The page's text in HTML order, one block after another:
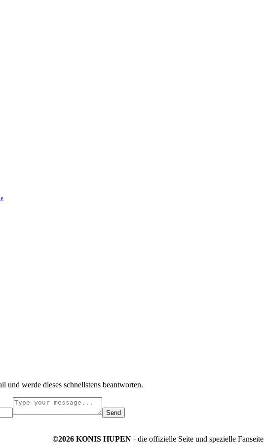
werde dieses schnellstens beantworten.
Send
©2026 KONIS HUPEN - die offizielle Seite und spezielle Fanseite